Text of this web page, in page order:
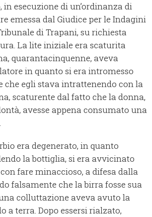
esecuzione di un’ordinanza di
emessa dal Giudice per le Indagini
di Trapani, su richiesta
La lite iniziale era scaturita
quarantacinquenne, aveva
in quanto si era intromesso
che egli stava intrattenendo con la
scaturente dal fatto che la donna,
avesse appena consumato una
era degenerato, in quanto
la bottiglia, si era avvicinato
fare minaccioso, a difesa dalla
falsamente che la birra fosse sua
colluttazione aveva avuto la
a terra. Dopo essersi rialzato,